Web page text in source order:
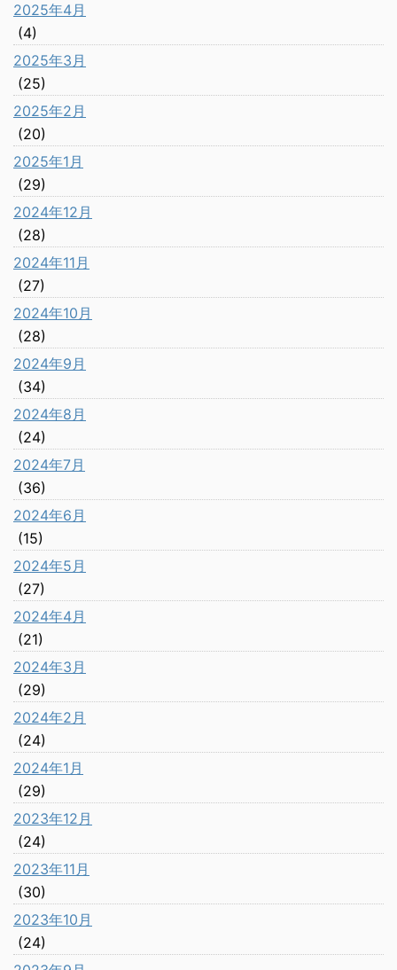
2025年4月
(4)
2025年3月
(25)
2025年2月
(20)
2025年1月
(29)
2024年12月
(28)
2024年11月
(27)
2024年10月
(28)
2024年9月
(34)
2024年8月
(24)
2024年7月
(36)
2024年6月
(15)
2024年5月
(27)
2024年4月
(21)
2024年3月
(29)
2024年2月
(24)
2024年1月
(29)
2023年12月
(24)
2023年11月
(30)
2023年10月
(24)